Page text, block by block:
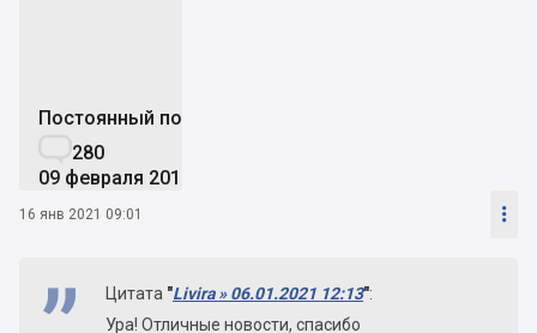
Постоянный пользователь
280
09 февраля 2015
16 янв 2021 09:01 
Цитата "Livira » 06.01.2021 12:13":
Ура! Отличные новости, спасибо